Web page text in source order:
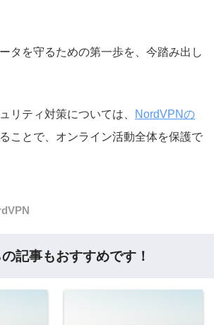
タを守るための第一歩を、今踏み出し
リティ対策については、
NordVPNの
ことで、オンライン活動全体を保護で
記事もおすすめです！